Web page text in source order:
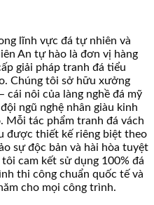
lĩnh vực đá tự nhiên và
An tự hào là đơn vị hàng
giải pháp tranh đá tiểu
Chúng tôi sở hữu xưởng
cái nôi của làng nghề đá mỹ
ngũ nghệ nhân giàu kinh
Mỗi tác phẩm tranh đá vách
được thiết kế riêng biệt theo
sự độc bản và hài hòa tuyệt
cam kết sử dụng 100% đá
thi công chuẩn quốc tế và
cho mọi công trình.